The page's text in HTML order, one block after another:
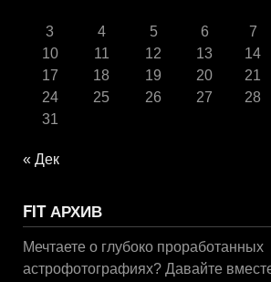
3
4 5 6 7
10
11 12 13 14
17
18 19 20 21
24
25 26 27 28
31
« Дек
FIT АРХИВ
Мечтаете о глубоко проработанных
астрофотографиях? Давайте